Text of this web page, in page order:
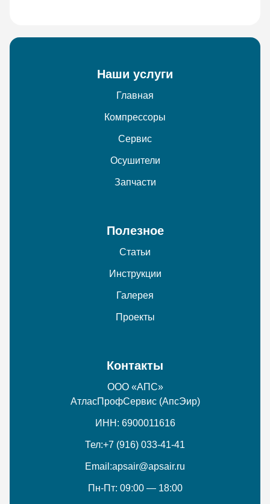
Наши услуги
Главная
Компрессоры
Сервис
Осушители
Запчасти
Полезное
Статьи
Инструкции
Галерея
Проекты
Контакты
ООО «АПС»
АтласПрофСервис (АпсЭир)
ИНН: 6900011616
Тел:+7 (916) 033-41-41
Email:apsair@apsair.ru
Пн-Пт: 09:00 — 18:00